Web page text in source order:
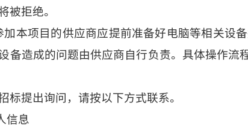
被拒绝。
加本项目的供应商应提前准备好电脑等相关设备
备造成的问题由供应商自行负责。具体操作流
标提出询问，请按以下方式联系。
信息